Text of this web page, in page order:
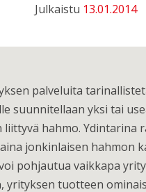
Julkaistu 13.01.2014
palveluita
suunnitellaan yksi tai
liittyvä hahmo. Ydintarina
jonkinlaisen hahmon
pohjautua vaikkapa
yrityksen tuotteen